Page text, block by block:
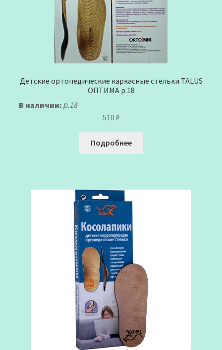
Детские ортопедические каркасные стельки TALUS
ОПТИМА р.18
В наличии: р.18
510 ₽
Подробнее